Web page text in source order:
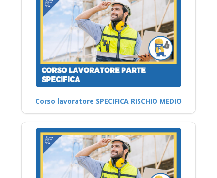
Corso lavoratore SPECIFICA RISCHIO MEDIO